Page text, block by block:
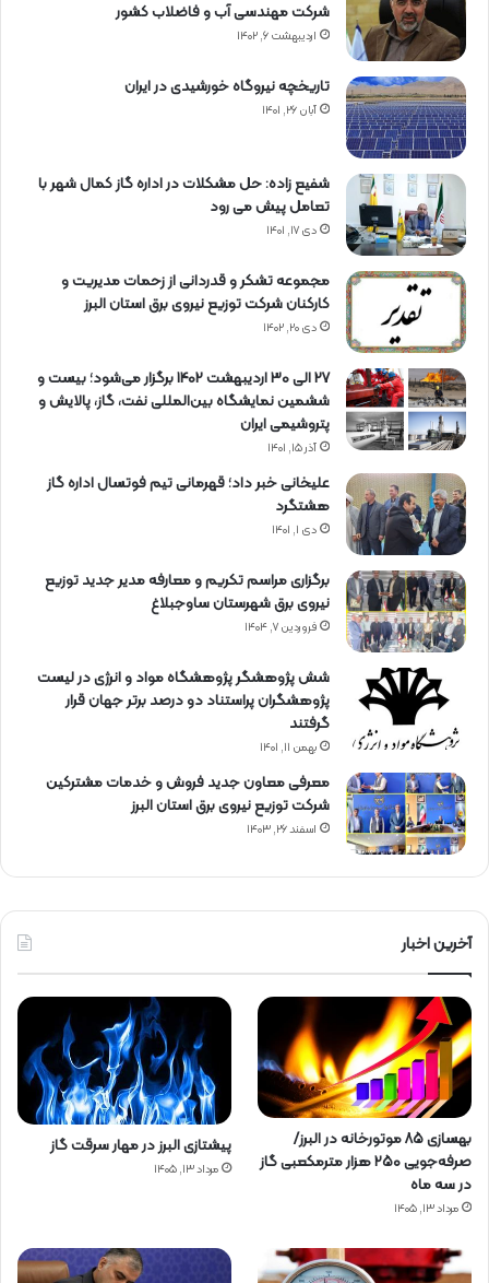
شرکت مهندسی آب و فاضلاب کشور
اردیبهشت ۶, ۱۴۰۲
تاریخچه نیروگاه خورشیدی در ایران
آبان ۲۶, ۱۴۰۱
شفیع زاده: حل مشکلات در اداره گاز کمال شهر با
تعامل پیش می رود
دی ۱۷, ۱۴۰۱
مجموعه تشکر و قدردانی از زحمات مدیریت و
کارکنان شرکت توزیع نیروی برق استان البرز
دی ۲۰, ۱۴۰۲
27 الی 30 اردیبهشت 1402 برگزار می‌شود؛ بیست و
ششمین نمایشگاه بین‌المللی نفت، گاز، پالایش و
پتروشیمی ایران
آذر ۱۵, ۱۴۰۱
علیخانی خبر داد؛ قهرمانی تیم فوتسال اداره گاز
هشتگرد
دی ۱, ۱۴۰۱
برگزاری مراسم تكریم و معارفه مدیر جدید توزیع
نیروی برق شهرستان ساوجبلاغ
فروردین ۷, ۱۴۰۴
شش پژوهشگر پژوهشگاه مواد و انرژی در لیست
پژوهشگران پراستناد دو درصد برتر جهان قرار
گرفتند
بهمن ۱۱, ۱۴۰۱
معرفی معاون جدید فروش و خدمات مشتركین
شركت توزیع نیروی برق استان البرز
اسفند ۲۶, ۱۴۰۳
آخرین اخبار
بهسازی ۸۵ موتورخانه در البرز/
صرفه‌جویی ۲۵۰ هزار مترمکعبی گاز
در سه ماه
مرداد ۱۳, ۱۴۰۵
پیشتازی البرز در مهار سرقت گاز
مرداد ۱۳, ۱۴۰۵